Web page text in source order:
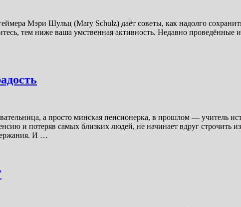
Мэри Шульц (Mary Schulz) даёт советы, как надолго
тем ниже ваша умственная активность. Недавно проведённые
а просто минская пенсионерка, в прошлом — учитель
и потеряв самых близких людей, не начинает вдруг строчить
И …